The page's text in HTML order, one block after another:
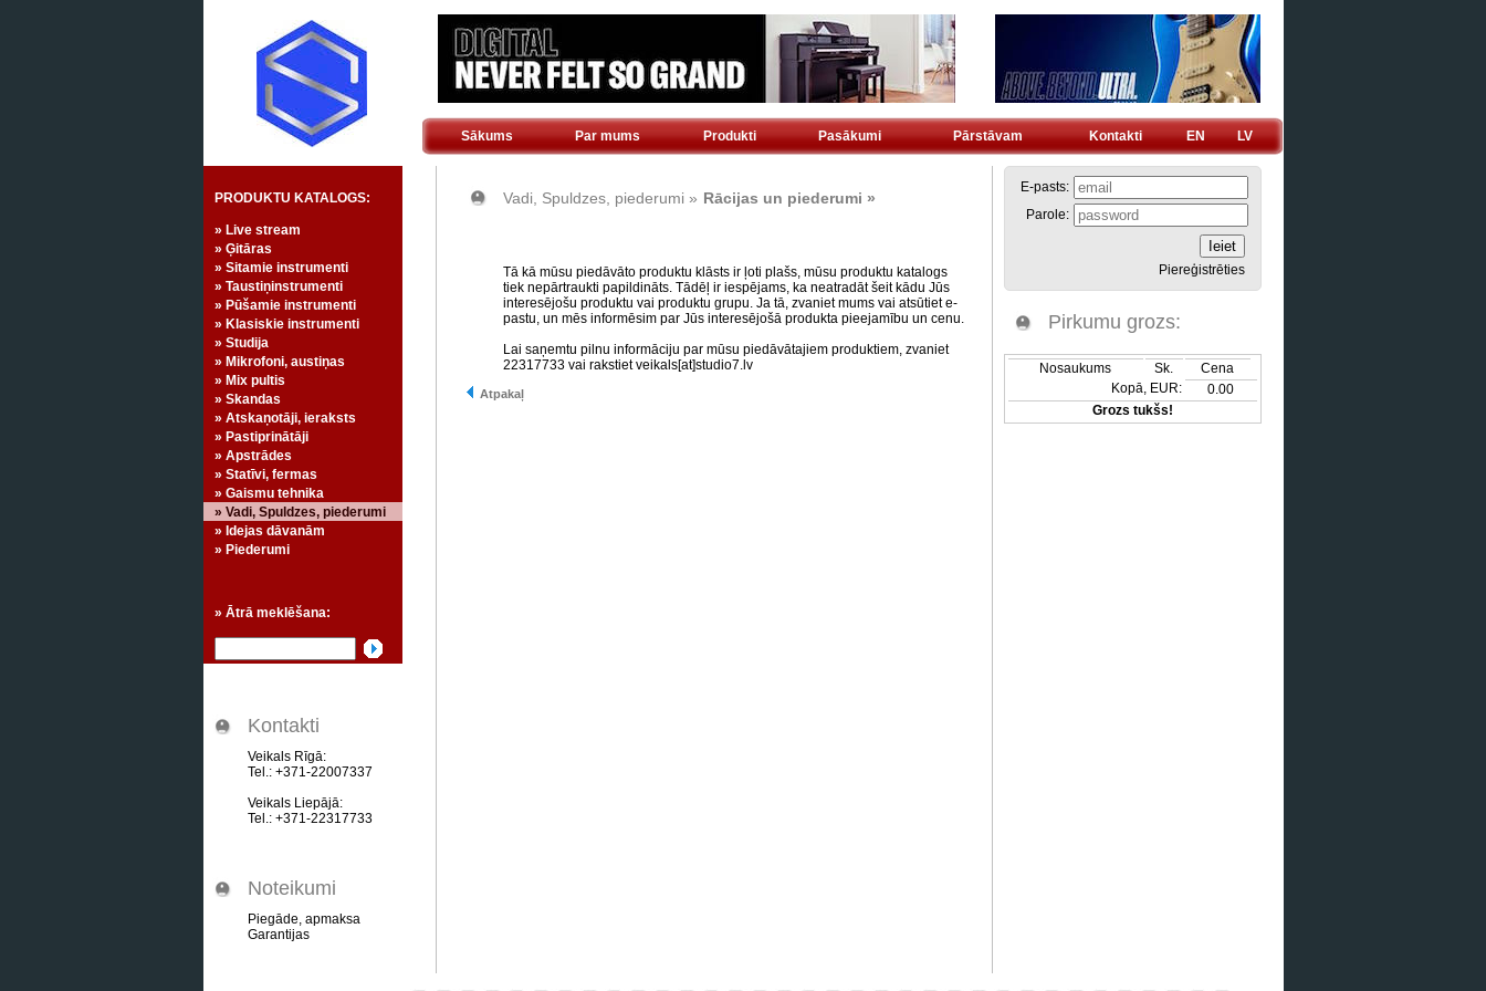
Sākums Par mums Produkti Pasākumi Pārstāvam Kontakti EN LV
PRODUKTU KATALOGS:
» Live stream
» Ģitāras
» Sitamie instrumenti
» Taustiņinstrumenti
» Pūšamie instrumenti
» Klasiskie instrumenti
» Studija
» Mikrofoni, austiņas
» Mix pultis
» Skandas
» Atskaņotāji, ieraksts
» Pastiprinātāji
» Apstrādes
» Statīvi, fermas
» Gaismu tehnika
» Vadi, Spuldzes, piederumi
» Idejas dāvanām
» Piederumi
» Ātrā meklēšana:
Kontakti
Veikals Rīgā:
Tel.: +371-22007337
Veikals Liepājā:
Tel.: +371-22317733
Noteikumi
Piegāde, apmaksa
Garantijas
Vadi, Spuldzes, piederumi » Rācijas un piederumi »
Tā kā mūsu piedāvāto produktu klāsts ir ļoti plašs, mūsu produktu katalogs
tiek nepārtraukti papildināts. Tādēļ ir iespējams, ka neatradāt šeit kādu Jūs
interesējošu produktu vai produktu grupu. Ja tā, zvaniet mums vai atsūtiet e-
pastu, un mēs informēsim par Jūs interesējošā produkta pieejamību un cenu.
Lai saņemtu pilnu informāciju par mūsu piedāvātajiem produktiem, zvaniet
22317733 vai rakstiet veikals[at]studio7.lv
Atpakaļ
E-pasts:
Parole:
Piereģistrēties
Pirkumu grozs:
Nosaukums Sk.
Cena
Kopā, EUR:
0.00
Grozs tukšs!